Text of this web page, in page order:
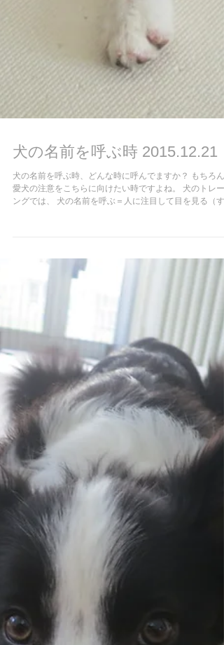
犬の名前を呼ぶ時 2015.12.21
犬の名前を呼ぶ時、どんな時に呼んでますか？ もちろん